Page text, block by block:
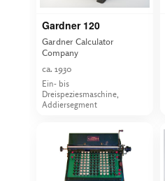
Gardner 120
Gardner Calculator
Company
ca. 1930
Ein- bis
Dreispeziesmaschine,
Addiersegment